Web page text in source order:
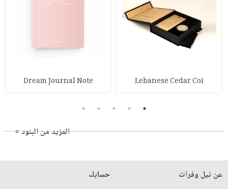
Lebanese Cedar Coi
Dream Journal Note
1
2
3
4
5
المزيد من البنود »
عن نيل وفرات
حسابك